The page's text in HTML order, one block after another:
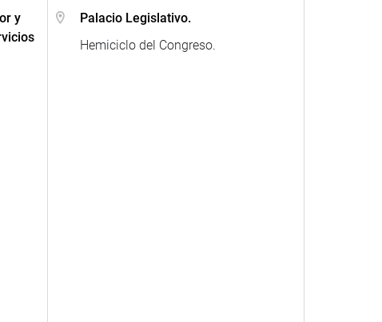
y
Palacio Legislativo.
Hemiciclo del Congreso.